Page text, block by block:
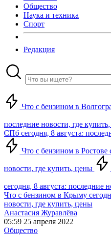
Общество
Наука и техника
Спорт
Редакция
Что с бензином в
последние новости, где
СПб сегодня, 8 августа:
Что с бензином в Ростове
новости, где купить, цены
сегодня, 8 августа: последние
Что с бензином в Крыму
новости, где купить, цены
Анастасия Журавлёва
05:59 25 апреля 2022
Общество